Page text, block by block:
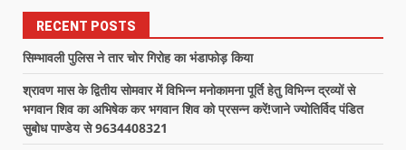
RECENT POSTS
सिम्भावली पुलिस ने तार चोर गिरोह का भंडाफोड़ किया
श्रावण मास के द्वितीय सोमवार में विभिन्न मनोकामना पूर्ति हेतु विभिन्न द्रव्यों से
भगवान शिव का अभिषेक कर भगवान शिव को प्रसन्न करें!जाने ज्योतिर्विद पंडित
सुबोध पाण्डेय से 9634408321